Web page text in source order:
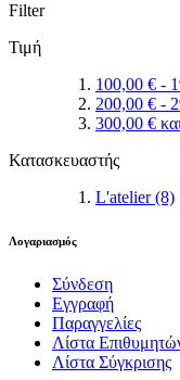
Filter
Τιμή
100,00 € -
200,00 € -
300,00 €
Κατασκευαστής
L'atelier(8)
Λογαριασμός
Σύνδεση
Εγγραφή
Παραγγελίες
Λίστα
Λίστα Σύγκρισης